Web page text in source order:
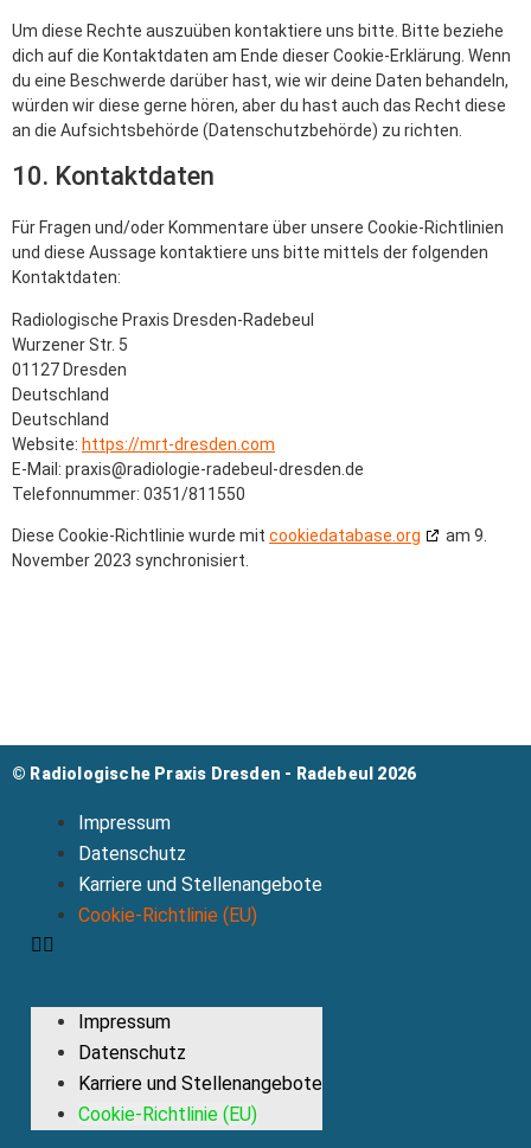
Um diese Rechte auszuüben kontaktiere uns bitte. Bitte beziehe
dich auf die Kontaktdaten am Ende dieser Cookie-Erklärung. Wenn
du eine Beschwerde darüber hast, wie wir deine Daten behandeln,
würden wir diese gerne hören, aber du hast auch das Recht diese
an die Aufsichtsbehörde (Datenschutzbehörde) zu richten.
10. Kontaktdaten
Für Fragen und/oder Kommentare über unsere Cookie-Richtlinien
und diese Aussage kontaktiere uns bitte mittels der folgenden
Kontaktdaten:
Radiologische Praxis Dresden-Radebeul
Wurzener Str. 5
01127 Dresden
Deutschland
Deutschland
Website: https://mrt-dresden.com
E-Mail: praxis@radiologie-radebeul-dresden.de
Telefonnummer: 0351/811550
Diese Cookie-Richtlinie wurde mit cookiedatabase.org
am 9.
November 2023 synchronisiert.
© Radiologische Praxis Dresden - Radebeul​​ 2026
Impressum
Datenschutz
Karriere und Stellenangebote
Cookie-Richtlinie (EU)
Impressum
Datenschutz
Karriere und Stellenangebote
Cookie-Richtlinie (EU)